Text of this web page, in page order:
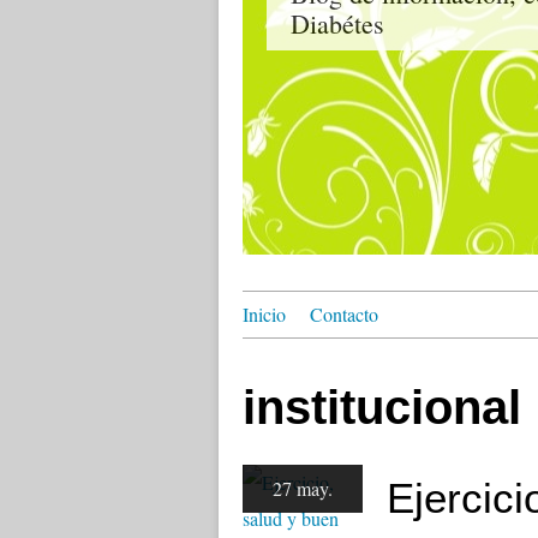
Diabétes
Inicio Contacto
institucional
27 may.